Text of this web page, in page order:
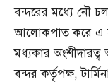
বন্দরের মধ্যে নৌ
আলোকপাত করে এ
মধ্যকার
বন্দর কর্তৃপক্ষ,